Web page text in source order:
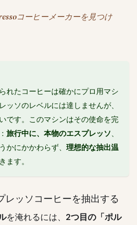
コーヒーメーカーを見つけ
れたコーヒーは確かにプロ用マシ
ッソのレベルには達しませんが、
です。このマシンはその使命を完
旅行中に、本物のエスプレッソ、
かにかかわらず、 理想的な抽出温
ます。
レッソコーヒーを抽出する
を淹れるには、 2つ目の「ポル